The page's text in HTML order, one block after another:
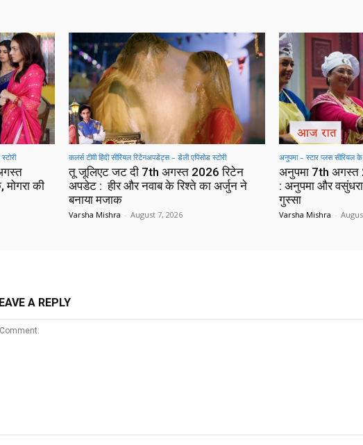
की
कलर्स टीवी हिंदी सीरियल रिटेनअपडेट्स – डेली एपिसोड स्टोरी
तू जूलिएट जट दी 7th अगस्त 2026 रिटेन
अपडेट : हीर और नवाब के रिश्ते का अर्जुन ने
बनाया मजाक
Varsha Mishra - August 7, 2026
अनुपमा – स्टार प्लस सीरियल
अनुपमा 7th अगस्त
: अनुपमा और
गुस्सा
Varsha Mishra -
A REPLY